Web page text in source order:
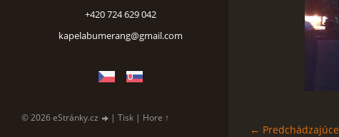
+420 724 629 042
kapelabumerang@gmail.com
© 2026 eStránky.cz | Tisk | Hore ↑
← Predchádzajúce